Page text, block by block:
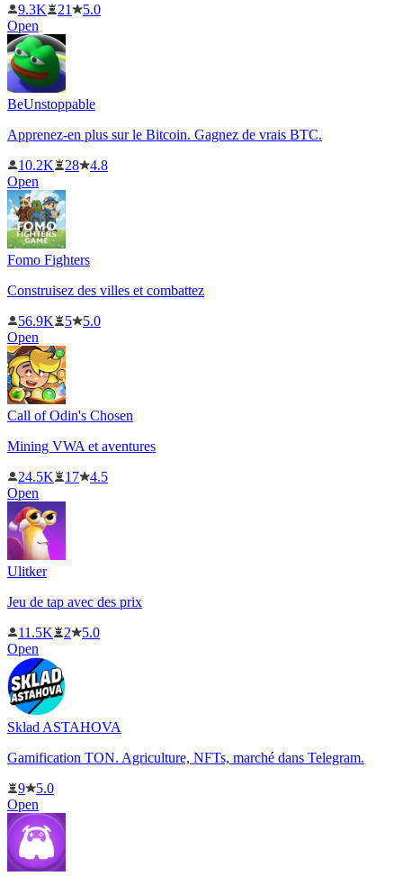
9.3K
21
5.0
Open
BeUnstoppable
Apprenez-en plus sur le Bitcoin. Gagnez de vrais BTC.
10.2K
28
4.8
Open
Fomo Fighters
Construisez des villes et combattez
56.9K
5
5.0
Open
Call of Odin's Chosen
Mining VWA et aventures
24.5K
17
4.5
Open
Ulitker
Jeu de tap avec des prix
11.5K
2
5.0
Open
Sklad ASTAHOVA
Gamification TON. Agriculture, NFTs, marché dans Telegram.
9
5.0
Open